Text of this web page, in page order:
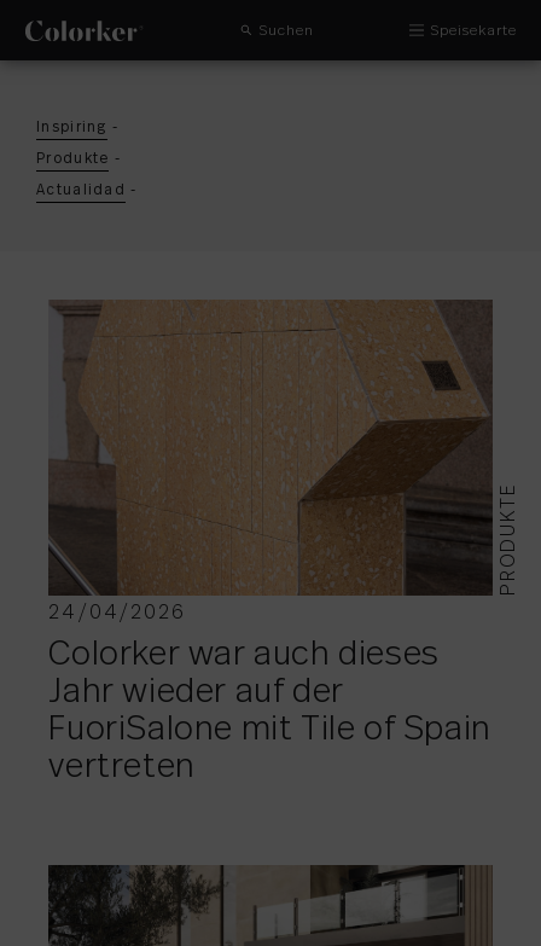
Suchen Speisekarte
Inspiring -
Produkte -
Actualidad -
PRODUKTE
24/04/2026
Colorker war auch dieses
Jahr wieder auf der
FuoriSalone mit Tile of Spain
vertreten